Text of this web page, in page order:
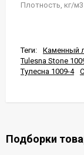
Плотность, кг/м3
Теги:
Каменный
Tulesna Stone
Тулесна 1009-4
Подборки